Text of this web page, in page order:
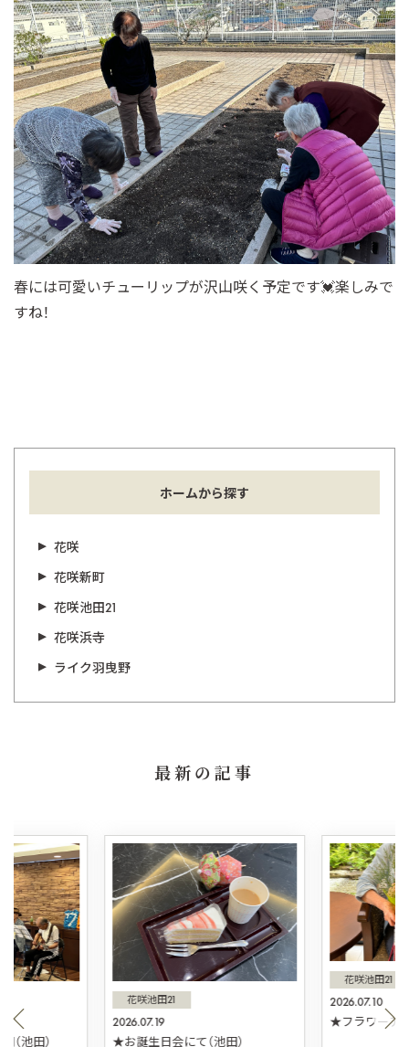
春には可愛いチューリップが沢山咲く予定です💓楽しみで
すね！
ホームから探す
花咲
花咲新町
花咲池田21
花咲浜寺
ライク羽曳野
最新の記事
（池田）
2026.07.19
花咲池田21
★お誕生日会にて（池田）
2026.07.10
花咲池田21
★フラワーア